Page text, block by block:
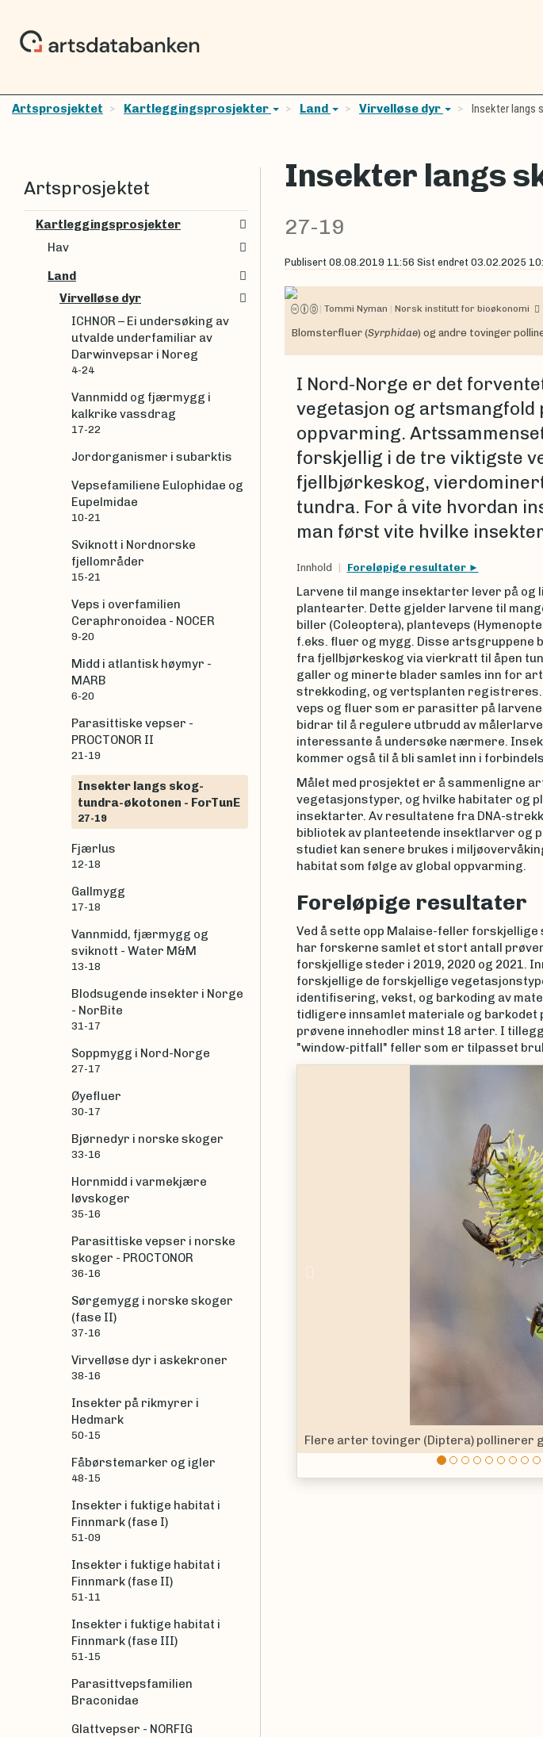
Artsprosjektet Kartleggingsprosjekter Land Virvelløse dyr Insekter langs
Insekter langs
27-19
Publisert 08.08.2019 11:56 Sist endret 03.02.2025
| Tommi Nyman | Norsk institutt for bioøkonomi
Blomsterfluer (Syrphidae) og andre tovinger
I Nord-Norge er det
vegetasjon og artsmangfold
oppvarming.
forskjellig i de tre viktigste
fjellbjørkeskog,
tundra. For å vite hvordan
man først vite hvilke
Innhold Foreløpige resultater
Larvene til mange insektarter lever på og
plantearter. Dette gjelder larvene til
biller (Coleoptera), planteveps
f.eks. fluer og mygg. Disse artsgruppene
fra fjellbjørkeskog via vierkratt til åpen
galler og minerte blader samles inn for
strekkoding, og vertsplanten
veps og fluer som er parasitter på
bidrar til å regulere utbrudd av
interessante å undersøke nærmere.
kommer også til å bli samlet inn i
Målet med prosjektet er å sammenligne
vegetasjonstyper, og hvilke habitater og
insektarter. Av resultatene fra DNA-
bibliotek av planteetende insektlarver og
studiet kan senere brukes i
habitat som følge av global oppvarming.
Foreløpige resultater
Ved å sette opp Malaise-feller
har forskerne samlet et stort antall
forskjellige steder i 2019, 2020 og 2021.
forskjellige de forskjellige
identifisering, vekst, og barkoding av
tidligere innsamlet materiale og barkodet
prøvene innehodler minst 18 arter. I
"window-pitfall" feller som er tilpasset
tovinger (Diptera) pollinerer grønnvier ( Salix phylicifolia). Innsamling av
Artsprosjektet
Kartleggingsprosjekter
Hav
Land
Virvelløse dyr
ICHNOR – Ei undersøking av
utvalde underfamiliar av
Darwinvepsar i Noreg
4-24
Vannmidd og fjærmygg i
kalkrike vassdrag
17-22
Jordorganismer i subarktis
Vepsefamiliene Eulophidae og
Eupelmidae
10-21
Sviknott i Nordnorske
fjellområder
15-21
Veps i overfamilien
Ceraphronoidea - NOCER
9-20
Midd i atlantisk høymyr -
MARB
6-20
Parasittiske vepser -
PROCTONOR II
21-19
Insekter langs skog-
tundra-økotonen - ForTunE
27-19
Fjærlus
12-18
Gallmygg
17-18
Vannmidd, fjærmygg og
sviknott - Water M&M
13-18
Blodsugende insekter i Norge
- NorBite
31-17
Soppmygg i Nord-Norge
27-17
Øyefluer
30-17
Bjørnedyr i norske skoger
33-16
Hornmidd i varmekjære
løvskoger
35-16
Parasittiske vepser i norske
skoger - PROCTONOR
36-16
Sørgemygg i norske skoger
(fase II)
37-16
Virvelløse dyr i askekroner
38-16
Insekter på rikmyrer i
Hedmark
50-15
Fåbørstemarker og igler
48-15
Insekter i fuktige habitat i
Finnmark (fase I)
51-09
Insekter i fuktige habitat i
Finnmark (fase II)
51-11
Insekter i fuktige habitat i
Finnmark (fase III)
51-15
Parasittvepsfamilien
Braconidae
Glattvepser - NORFIG